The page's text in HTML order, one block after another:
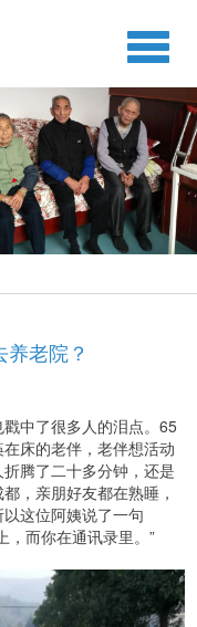
切
换
导
航
老院？
中了很多人的泪点。65
床的老伴，老伴想活动
腾了二十多分钟，还是
，亲朋好友都在熟睡，
这位阿姨说了一句
，而你在通讯录里。”